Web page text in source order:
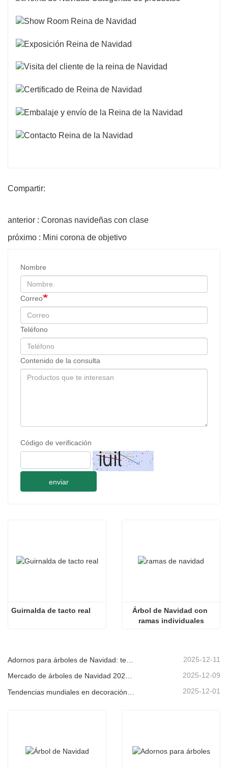
Compartir:
anterior : Coronas navideñas con clase
próximo : Mini corona de objetivo
Nombre
Correo
Teléfono
Contenido de la consulta
Código de verificación
enviar
Guirnalda de tacto real
Árbol de Navidad con
ramas individuales
2025-12-11
Mercado de árboles de Navidad 2025: Tendencias, tecnologías y guía de compras para compradores B2B 2025-12-09
2025-12-01